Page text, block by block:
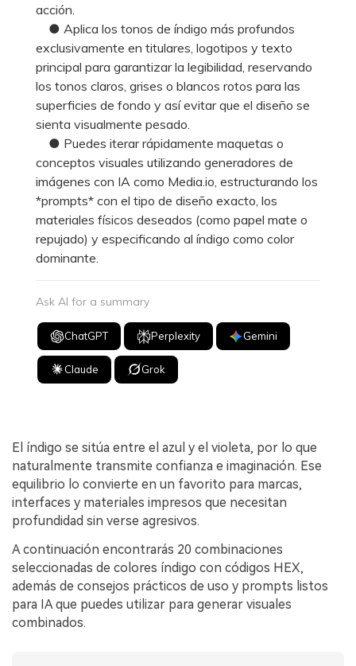
acción.
● Aplica los tonos de índigo más profundos
exclusivamente en titulares, logotipos y texto
principal para garantizar la legibilidad, reservando
los tonos claros, grises o blancos rotos para las
superficies de fondo y así evitar que el diseño se
sienta visualmente pesado.
● Puedes iterar rápidamente maquetas o
conceptos visuales utilizando generadores de
imágenes con IA como Media.io, estructurando los
*prompts* con el tipo de diseño exacto, los
materiales físicos deseados (como papel mate o
repujado) y especificando al índigo como color
dominante.
Ask AI for a summary
ChatGPT Perplexity Gemini
Claude Grok
El índigo se sitúa entre el azul y el violeta, por lo que
naturalmente transmite confianza e imaginación. Ese
equilibrio lo convierte en un favorito para marcas,
interfaces y materiales impresos que necesitan
profundidad sin verse agresivos.
A continuación encontrarás 20 combinaciones
seleccionadas de colores índigo con códigos HEX,
además de consejos prácticos de uso y prompts listos
para IA que puedes utilizar para generar visuales
combinados.